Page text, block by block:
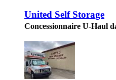
United Self Storage
Concessionnaire U-Haul